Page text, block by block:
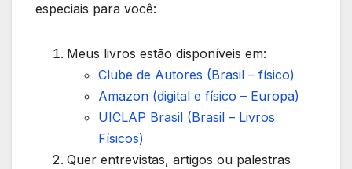
especiais para você:
Meus livros estão disponíveis em:
Clube de Autores (Brasil – físico)
Amazon (digital e físico – Europa)
UICLAP Brasil (Brasil – Livros
Físicos)
Quer entrevistas, artigos ou palestras